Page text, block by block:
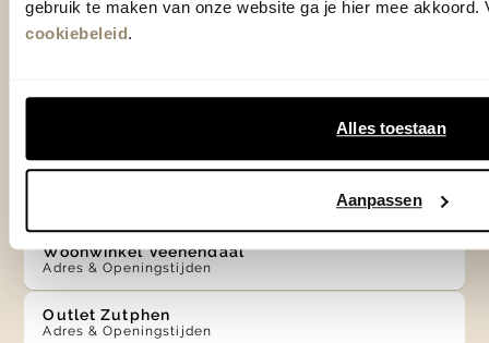
gebruik te maken van onze website ga je hier mee akkoord.
cookiebeleid.
Alles toestaan
Aanpassen
+31 575 583 388
Woonwinkel Veenendaal
Adres & Openingstijden
Outlet Zutphen
Adres & Openingstijden